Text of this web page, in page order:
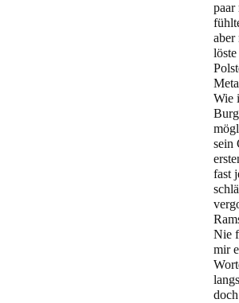
paar
aber
Wie
sein
fast
Nie
mir